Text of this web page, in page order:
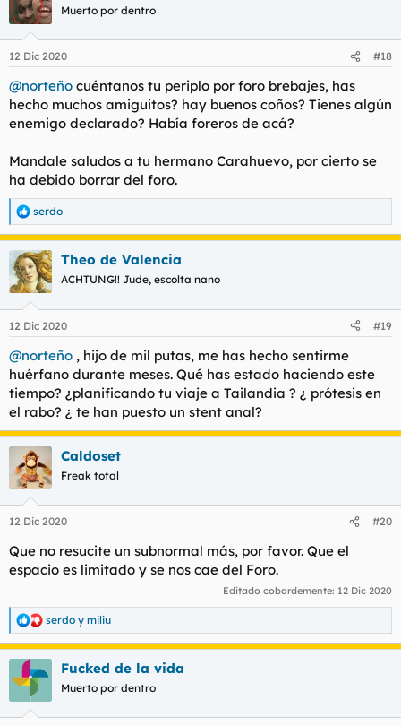
c
i
e
:
Muerto por dentro
12 Dic 2020 #18
@norteño cuéntanos tu periplo por foro brebajes, has
hecho muchos amiguitos? hay buenos coños? Tienes algún
enemigo declarado? Había foreros de acá?
Mandale saludos a tu hermano Carahuevo, por cierto se
ha debido borrar del foro.
R
e
c
c
i
e
:
serdo
Theo de Valencia
ACHTUNG!! Jude, escolta nano
12 Dic 2020 #19
@norteño , hijo de mil putas, me has hecho sentirme
huérfano durante meses. Qué has estado haciendo este
tiempo? ¿planificando tu viaje a Tailandia ? ¿ prótesis en
el rabo? ¿ te han puesto un stent anal?
Caldoset
Freak total
12 Dic 2020 #20
Que no resucite un subnormal más, por favor. Que el
espacio es limitado y se nos cae del Foro.
Editado cobardemente: 12 Dic 2020
R
e
a
c
serdo y miliu
Fucked de la vida
Muerto por dentro